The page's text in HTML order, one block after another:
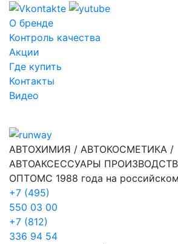
О бренде
Контроль качества
Акции
Где купить
Контакты
Видео
АВТОХИМИЯ / АВТОКОСМЕТИКА /
АВТОАКСЕССУАРЫ
ОПТОМС 1988 года на
+7 (495)
550 03 00
+7 (812)
336 94 54